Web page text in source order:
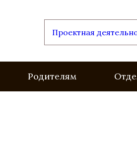
Проектная
Родителям